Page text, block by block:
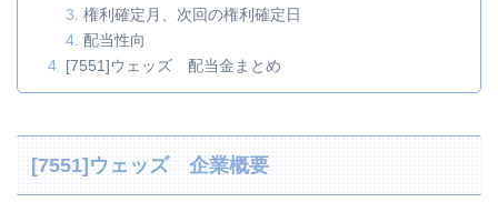
権利確定月、次回の権利確定日
配当性向
[7551]ウェッズ 配当金まとめ
[7551]ウェッズ 企業概要